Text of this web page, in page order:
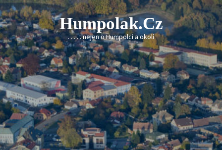
Skip
to
content
Humpolak.cz
. . . . . nejen o Humpolci a okolí